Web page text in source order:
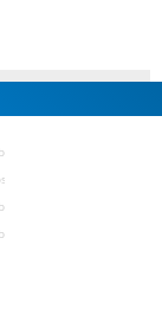
[DAS BMW Treffen und
[DAS BMW Treffen und
[DAS BMW Treffen und